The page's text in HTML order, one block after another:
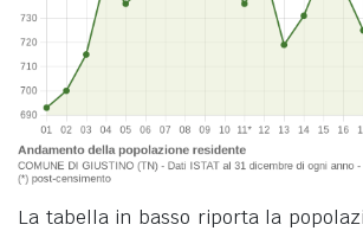
La tabella in basso riporta la